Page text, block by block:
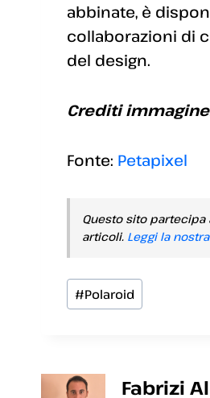
abbinate, è
collaborazioni di
del design.
Crediti
Fonte: Petapixel
Questo sito
articoli. Leggi la
Tag
articolo:
#Polaroid
Fabrizi